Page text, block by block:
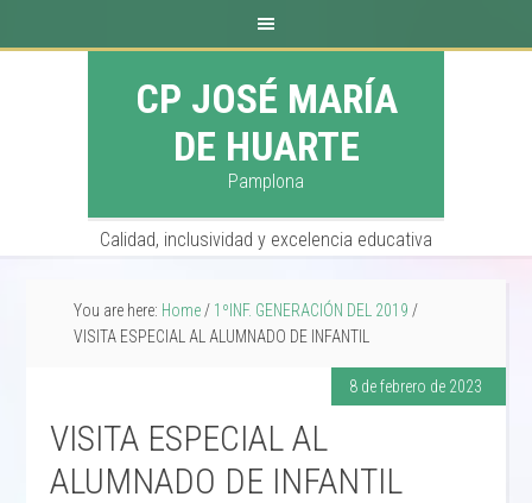
CP JOSÉ MARÍA
DE HUARTE
Pamplona
Calidad, inclusividad y excelencia educativa
You are here: Home / 1ºINF. GENERACIÓN DEL 2019 /
VISITA ESPECIAL AL ALUMNADO DE INFANTIL
8 de febrero de 2023
VISITA ESPECIAL AL
ALUMNADO DE INFANTIL